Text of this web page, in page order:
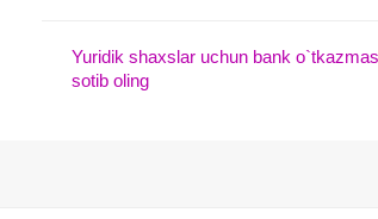
Yuridik shaxslar uchun bank
sotib oling